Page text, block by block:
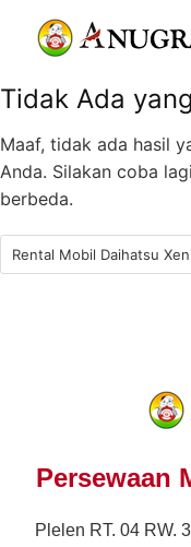
Tidak Ada
Maaf, tidak ada hasil
Anda. Silakan coba
berbeda.
Persewaan
Plelen RT. 04 RW.